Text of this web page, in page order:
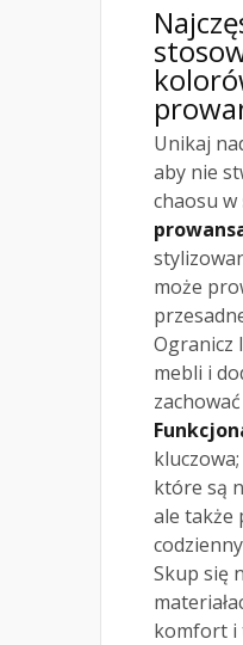
Unikaj
aby nie
chaosu w
może
Ogranicz
mebli i
które są
ale także
Skup się
komfort i